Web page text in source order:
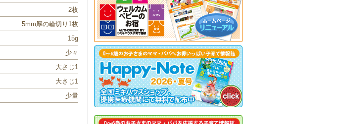
2枚
5mm厚の輪切り1枚
15g
少々
大さじ1
大さじ1
少量